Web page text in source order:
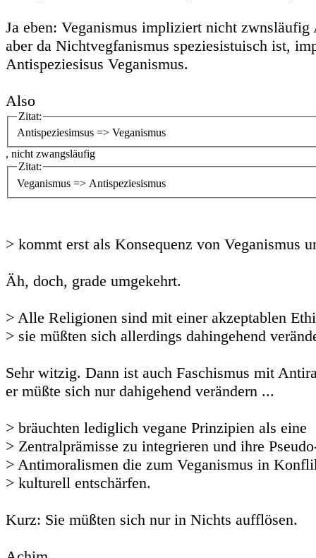
Ja eben: Veganismus impliziert nicht zwnsläufig
aber da Nichtvegfanismus speziesistuisch ist,
Antispeziesisus Veganismus.
Also
Zitat:
Antispeziesimsus => Veganismus
, nicht zwangsläufig
Zitat:
Veganismus => Antispeziesismus
> kommt erst als Konsequenz von Veganismus
Äh, doch, grade umgekehrt.
> Alle Religionen sind mit einer akzeptablen
> sie müßten sich allerdings dahingehend
Sehr witzig. Dann ist auch Faschismus mit
er müßte sich nur dahigehend verändern ...
> bräuchten lediglich vegane Prinzipien als eine
> Zentralprämisse zu integrieren und ihre
> Antimoralismen die zum Veganismus in
> kulturell entschärfen.
Kurz: Sie müßten sich nur in Nichts aufflösen.